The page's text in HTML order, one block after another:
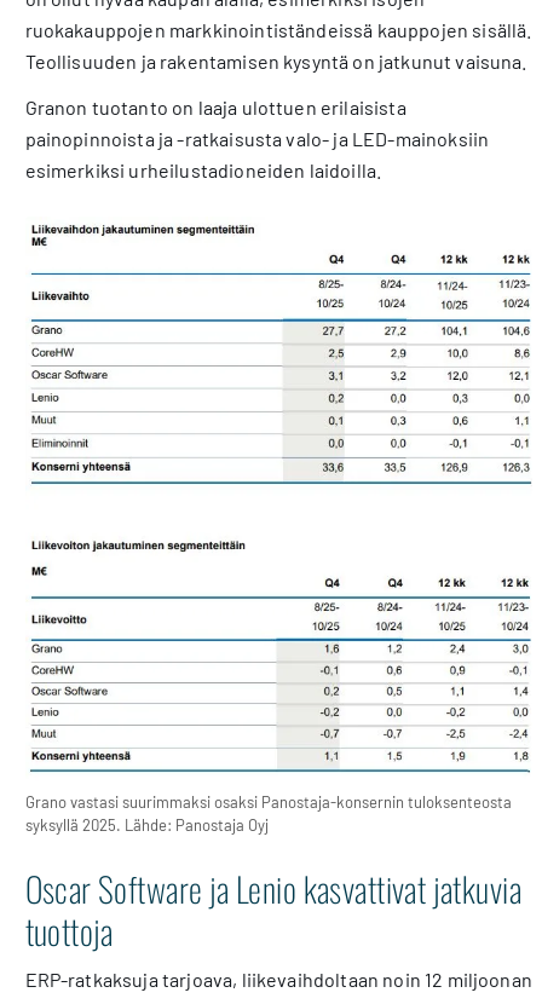
ruokakauppojen markkinointiständeissä kauppojen sisällä.
Teollisuuden ja rakentamisen kysyntä on jatkunut vaisuna.
Granon tuotanto on laaja ulottuen erilaisista
painopinnoista ja -ratkaisusta valo- ja LED-mainoksiin
esimerkiksi urheilustadioneiden laidoilla.
Grano vastasi suurimmaksi osaksi Panostaja-konsernin tuloksenteosta
syksyllä 2025. Lähde: Panostaja Oyj
Oscar Software ja Lenio kasvattivat jatkuvia
tuottoja
ERP-ratkaksuja tarjoava, liikevaihdoltaan noin 12 miljoonan